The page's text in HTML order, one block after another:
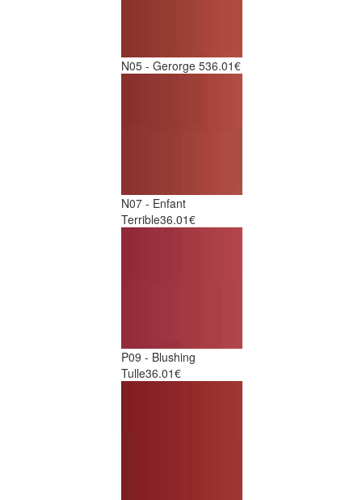
N05 - Gerorge 536.01€
N07 - Enfant
Terrible36.01€
P09 - Blushing
Tulle36.01€